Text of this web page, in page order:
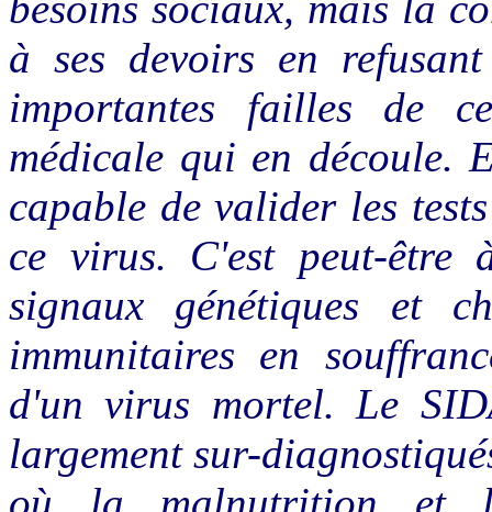
à ses devoirs en
importantes failles de
médicale qui en découle.
capable de valider les
ce virus. C'est peut-
signaux génétiques et
immunitaires en
d'un virus mortel. Le
largement sur-